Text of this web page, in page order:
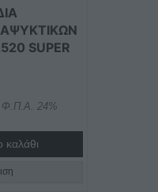
SUPER
Φ.Π.Α. 24%